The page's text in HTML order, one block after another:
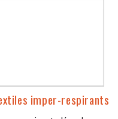
imper-respirants